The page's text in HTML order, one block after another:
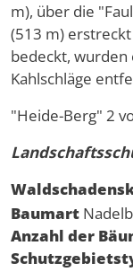
m), über die
(513 m)
bedeckt, wurden
Kahlschläge
"Heide-Berg" 2
Baumart
Anzahl der